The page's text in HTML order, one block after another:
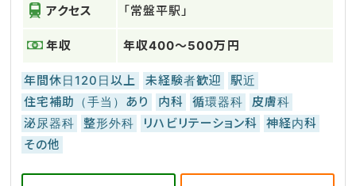
アクセス 「常盤平駅」
年収 年収400～500万円
年間休日120日以上 未経験者歓迎
駅近
住宅補助（手当）あり
内科 循環器科
皮膚科
泌尿器科
整形外科 リハビリテーション科
神経内科
その他